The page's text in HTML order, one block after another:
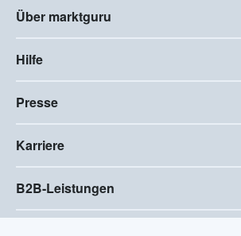
Über marktguru
Hilfe
Presse
Karriere
B2B-Leistungen